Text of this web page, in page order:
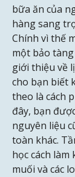
bữa ăn của
hàng sang
Chính vì thế
một bảo
giới thiệu về
cho bạn biết
theo là cách
đây, bạn
nguyên liệu
toàn khác.
học cách
muối và các